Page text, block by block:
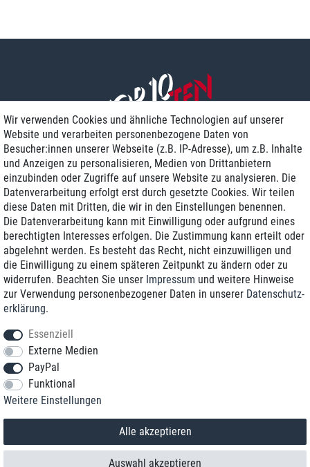
Zustellung am nächsten Werktag
Günstiger Versand
Generalüberholt mit Garantie
+49 8989 96160*
*Sie erreichen uns zum Ortstarif von Montag bis Freitag von 9 Uhr - 18 Uhr.
© 2018 TOP TEN Computervertrieb GmbH
Wir verwenden Cookies und ähnliche Technologien auf unserer
Website und verarbeiten personenbezogene Daten von
Besucher:innen unserer Webseite (z.B. IP-Adresse), um z.B. Inhalte
und Anzeigen zu personalisieren, Medien von Drittanbietern
einzubinden oder Zugriffe auf unsere Website zu analysieren. Die
Datenverarbeitung erfolgt erst durch gesetzte Cookies. Wir teilen
diese Daten mit Dritten, die wir in den Einstellungen benennen.
Die Datenverarbeitung kann mit Einwilligung oder aufgrund eines
berechtigten Interesses erfolgen. Die Zustimmung kann erteilt oder
abgelehnt werden. Es besteht das Recht, nicht einzuwilligen und
die Einwilligung zu einem späteren Zeitpunkt zu ändern oder zu
widerrufen. Beachten Sie unser Impressum und weitere Hinweise
zur Verwendung personenbezogener Daten in unserer Daten­schutz­
erklärung.
Essenziell
Externe Medien
PayPal
Funktional
Weitere Einstellungen
Alle akzeptieren
Auswahl akzeptieren